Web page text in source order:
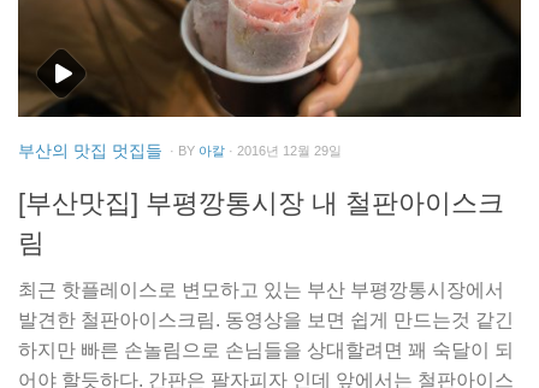
부산의 맛집 멋집들 · BY 아칼 · 2016년 12월 29일
[부산맛집] 부평깡통시장 내 철판아이스크
림
최근 핫플레이스로 변모하고 있는 부산 부평깡통시장에서
발견한 철판아이스크림. 동영상을 보면 쉽게 만드는것 같긴
하지만 빠른 손놀림으로 손님들을 상대할려면 꽤 숙달이 되
어야 할듯하다. 간판은 팔자피자 인데 앞에서는 철판아이스